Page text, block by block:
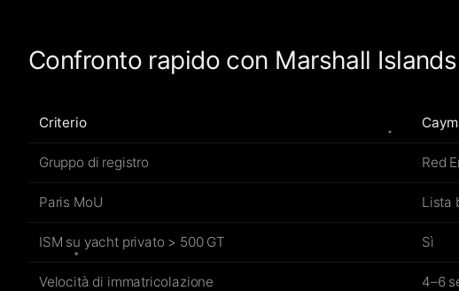
Confronto rapido con Marshall
Criterio
Gruppo di registro Red
Paris MoU Lista
ISM su yacht privato > 500 GT Sì
Velocità di immatricolazione 4–6